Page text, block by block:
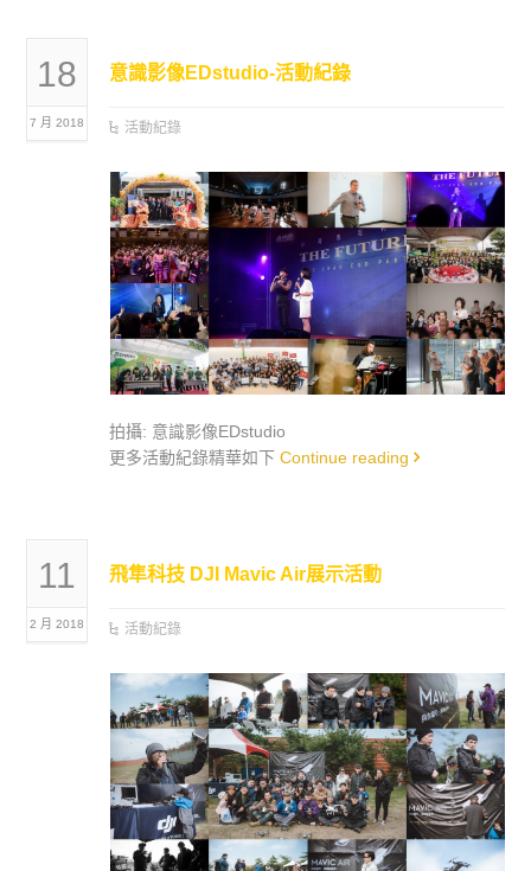
18
7 月 2018
意識影像EDstudio-活動紀錄
活動紀錄
拍攝: 意識影像EDstudio
更多活動紀錄精華如下Continue reading
11
2 月 2018
飛隼科技 DJI Mavic Air展示活動
活動紀錄